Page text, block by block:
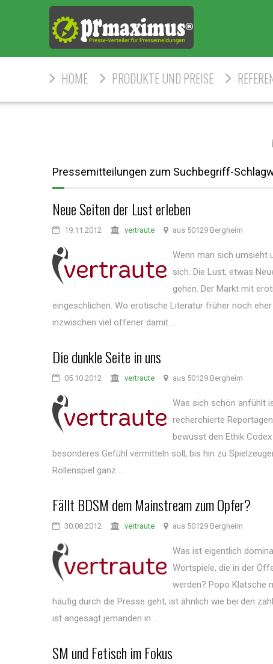
HOME PRODUKTE UND PREISE
Pressemitteilungen zum Suchbegriff-
Neue Seiten der Lust erleben
19.11.2012 vertraute aus 50129 Bergheim
Wenn man sich umsieht
sich. Die Lust, etwas
gehen. Der Markt mit
eingeschlichen. Wo erotische Literatur früher noch
inzwischen viel offener damit ...
Die dunkle Seite in uns
05.10.2012 vertraute aus 50129 Bergheim
Was sich schön anfühlt
recherchierte
bewusst den Ethik
besonderes Gefühl vermitteln soll, bis hin zu
Rollenspiel ganz ...
Fällt BDSM dem Mainstream zum Opfer?
30.08.2012 vertraute aus 50129 Bergheim
Was ist eigentlich
Wortspiele, die in der
werden? Popo Klatsche
häufig durch die Presse geht, ist ähnlich wie bei den
ist angesagt jemanden in ...
SM und Fetisch im Fokus